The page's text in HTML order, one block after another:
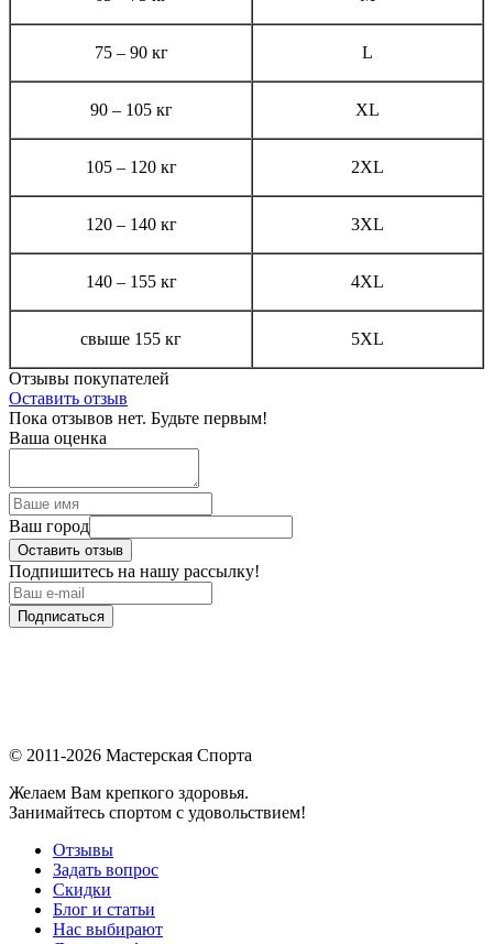
75 – 90 кг L
90 – 105 кг XL
105 – 120 кг 2XL
120 – 140 кг 3XL
140 – 155 кг 4XL
cвыше 155 кг 5XL
Отзывы покупателей
Оставить отзыв
Пока отзывов нет. Будьте первым!
Ваша оценка
Ваш город
Оставить отзыв
Подпишитесь на нашу рассылку!
Подписаться
© 2011-2026 Мастерская Спорта
Желаем Вам крепкого здоровья.
Занимайтесь спортом с удовольствием!
Отзывы
Задать вопрос
Скидки
Блог и статьи
Нас выбирают